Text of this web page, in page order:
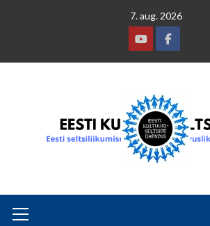
7. aug. 2026
YoutubeFacebook
Menu